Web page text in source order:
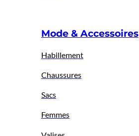
Mode & Accessoires
Habillement
Chaussures
Sacs
Femmes